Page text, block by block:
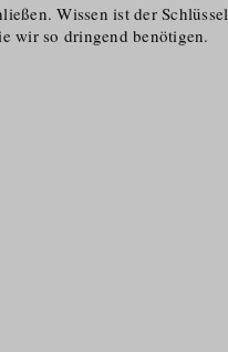
Wissen ist der Schlüssel
wir so dringend benötigen.